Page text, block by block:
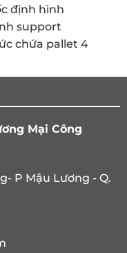
pallet 1 tầng
nhẹ, thức ăn
định hình
support
chứa pallet 4
Mại Công
P Mậu Lương - Q.